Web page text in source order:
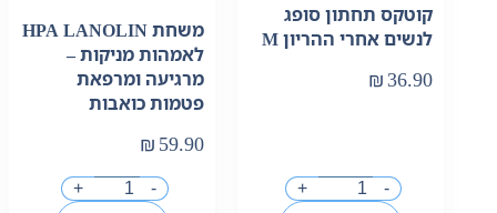
קוטקס תחתון סופג
לנשים אחרי ההריון M
₪36.90
-
+
משחת HPA LANOLIN
לאמהות מניקות –
מרגיעה ומרפאת
פטמות כואבות
₪ 59.90
-
+